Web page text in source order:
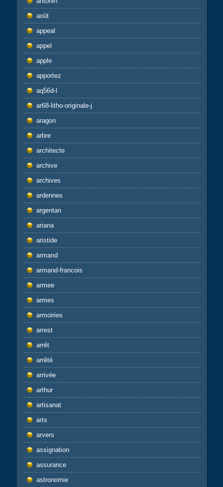
août
appeal
appel
apple
apportez
aq56d-l
ar68-litho-originale-j
aragon
arbre
architecte
archive
archives
ardennes
argentan
ariana
aristide
armand
armand-francois
armee
armes
armoiries
arrest
arrêt
arrêté
arrivée
arthur
artisanat
arts
arvers
assignation
assurance
astronomie